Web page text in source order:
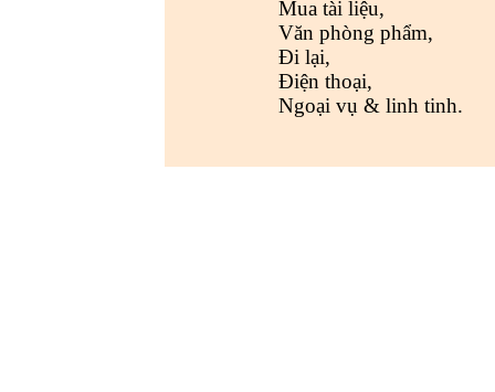
Mua tài liệu,
Văn phòng phẩm,
Đi lại,
Điện thoại,
Ngoại vụ & linh tinh.